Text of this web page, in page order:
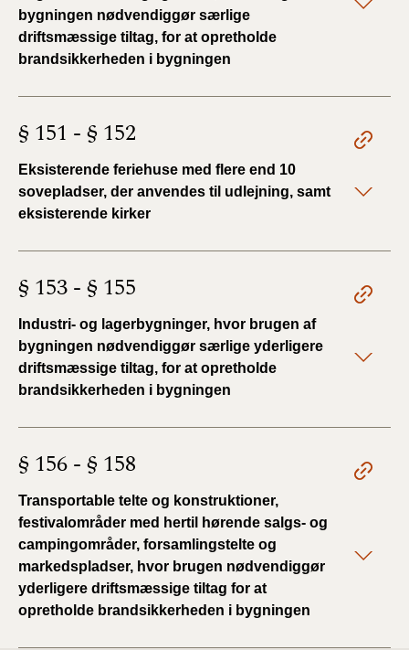
bygningen nødvendiggør særlige
driftsmæssige tiltag, for at opretholde
brandsikkerheden i bygningen
§ 151 - § 152
Eksisterende feriehuse med flere end 10
sovepladser, der anvendes til udlejning, samt
eksisterende kirker
§ 153 - § 155
Industri- og lagerbygninger, hvor brugen af
bygningen nødvendiggør særlige yderligere
driftsmæssige tiltag, for at opretholde
brandsikkerheden i bygningen
§ 156 - § 158
Transportable telte og konstruktioner,
festivalområder med hertil hørende salgs- og
campingområder, forsamlingstelte og
markedspladser, hvor brugen nødvendiggør
yderligere driftsmæssige tiltag for at
opretholde brandsikkerheden i bygningen